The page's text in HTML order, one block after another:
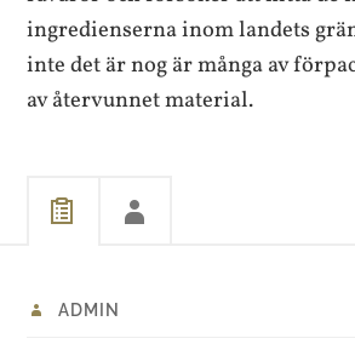
ingredienserna inom landets
inte det är nog är många av
av återvunnet material.
ADMIN